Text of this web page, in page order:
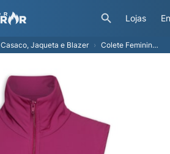
Lojas
Casaco, Jaqueta e Blazer Colete Feminino Puffer - Rosa